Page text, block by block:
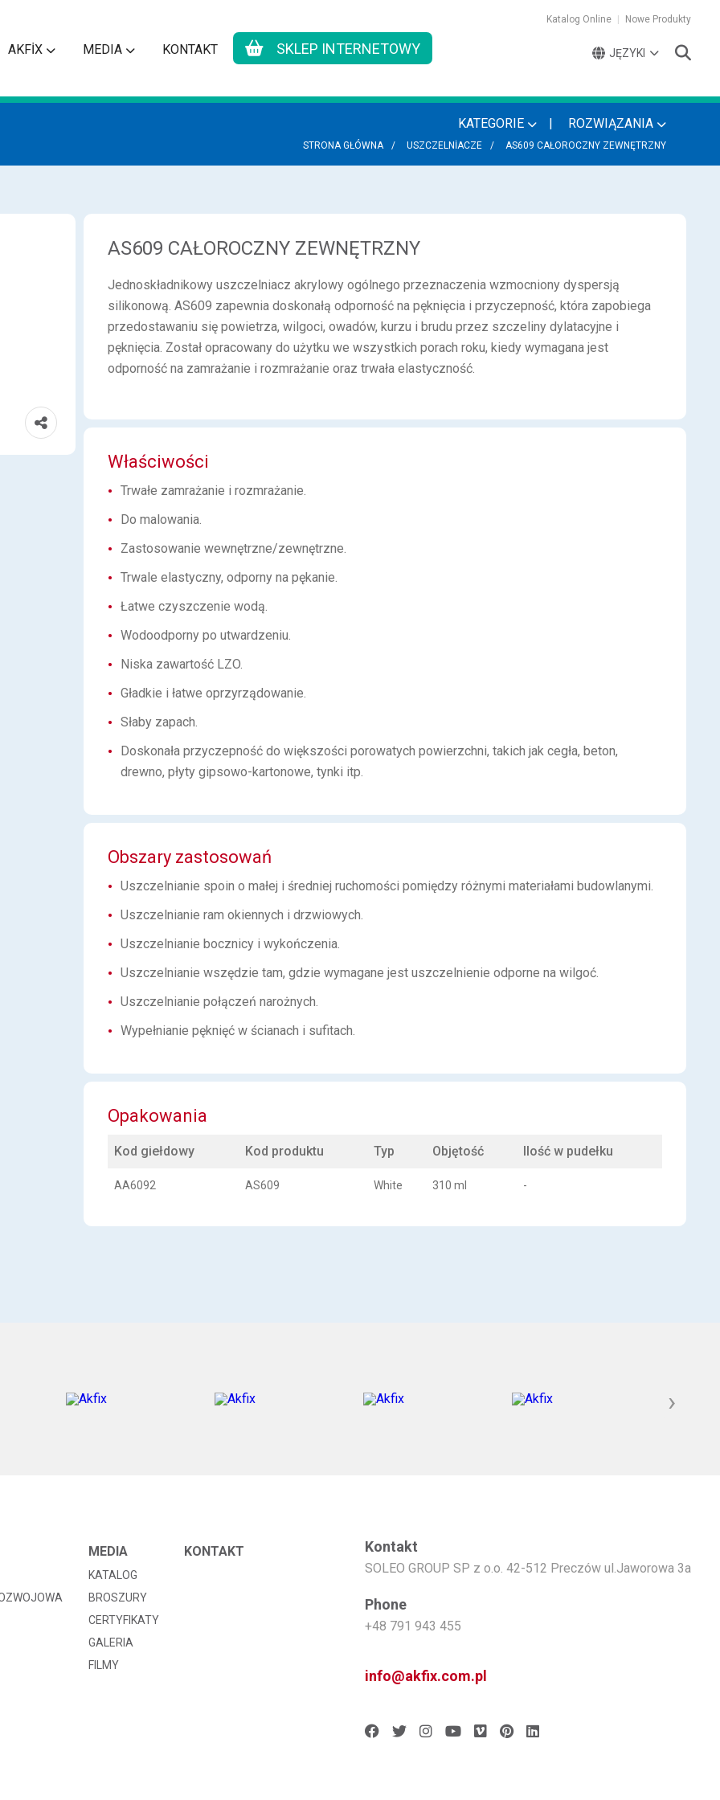
AKFİX MEDIA KONTAKT SKLEP INTERNETOWY
Katalog Online Nowe Produkty
JĘZYKI
KATEGORIE ROZWIĄZANIA
STRONA GŁÓWNA USZCZELNİACZE AS609 CAŁOROCZNY ZEWNĘTRZNY
AS609 CAŁOROCZNY ZEWNĘTRZNY
Jednoskładnikowy uszczelniacz akrylowy ogólnego przeznaczenia wzmocniony dyspersją
silikonową. AS609 zapewnia doskonałą odporność na pęknięcia i przyczepność, która zapobiega
przedostawaniu się powietrza, wilgoci, owadów, kurzu i brudu przez szczeliny dylatacyjne i
pęknięcia. Został opracowany do użytku we wszystkich porach roku, kiedy wymagana jest
odporność na zamrażanie i rozmrażanie oraz trwała elastyczność.
Właściwości
Trwałe zamrażanie i rozmrażanie.
Do malowania.
Zastosowanie wewnętrzne/zewnętrzne.
Trwale elastyczny, odporny na pękanie.
Łatwe czyszczenie wodą.
Wodoodporny po utwardzeniu.
Niska zawartość LZO.
Gładkie i łatwe oprzyrządowanie.
Słaby zapach.
Doskonała przyczepność do większości porowatych powierzchni, takich jak cegła, beton,
drewno, płyty gipsowo-kartonowe, tynki itp.
Obszary zastosowań
Uszczelnianie spoin o małej i średniej ruchomości pomiędzy różnymi materiałami budowlanymi.
Uszczelnianie ram okiennych i drzwiowych.
Uszczelnianie bocznicy i wykończenia.
Uszczelnianie wszędzie tam, gdzie wymagane jest uszczelnienie odporne na wilgoć.
Uszczelnianie połączeń narożnych.
Wypełnianie pęknięć w ścianach i sufitach.
Opakowania
Kod giełdowy Kod produktu Typ Objętość Ilość w pudełku
AA6092 AS609 White 310 ml -
›
MEDIA
KATALOG
BROSZURY
CERTYFIKATY
GALERIA
FILMY
KONTAKT Kontakt
SOLEO GROUP SP z o.o. 42-512 Preczów ul.Jaworowa 3a
Phone
+48 791 943 455
info@akfix.com.pl